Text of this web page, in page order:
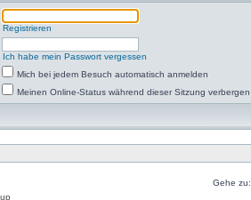
Registrieren
Ich habe mein Passwort vergessen
Mich bei jedem Besuch automatisch anmelden
Meinen Online-Status während dieser Sitzung verbergen
Gehe zu: